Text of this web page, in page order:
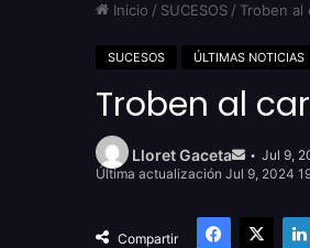
Inicio / SUCESOS / Troben al
SUCESOS ÚLTIMAS NOTICIAS
Troben al
Lloret Gaceta
emailJul 9,
Última actualización Jul 9, 2024
Compartir
Facebook
X